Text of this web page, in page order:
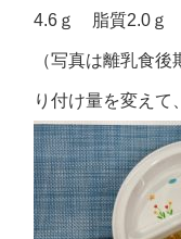
4.6ｇ 脂質2.0ｇ
（写真は離乳食
り付け量を変えて